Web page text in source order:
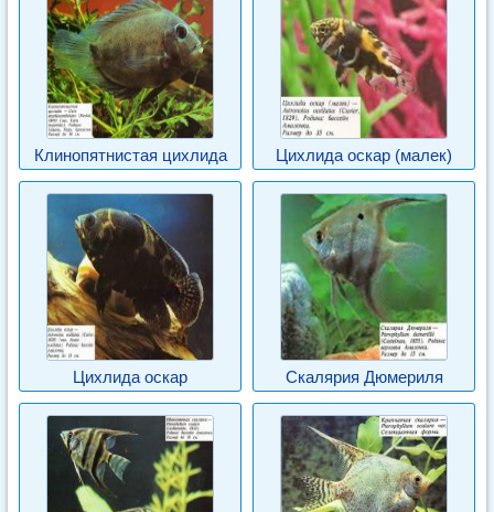
Клинопятнистая цихлида Цихлида оскар (малек)
Цихлида оскар Скалярия Дюмериля